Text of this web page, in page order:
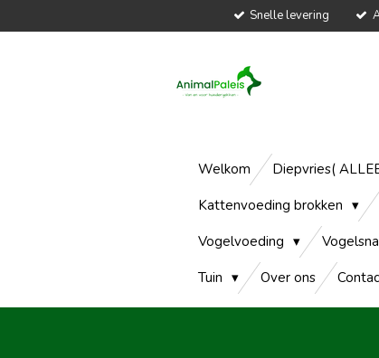
Snelle levering
Welkom Diepvries(
Kattenvoeding brokken
Vogelvoeding
Tuin
Over ons